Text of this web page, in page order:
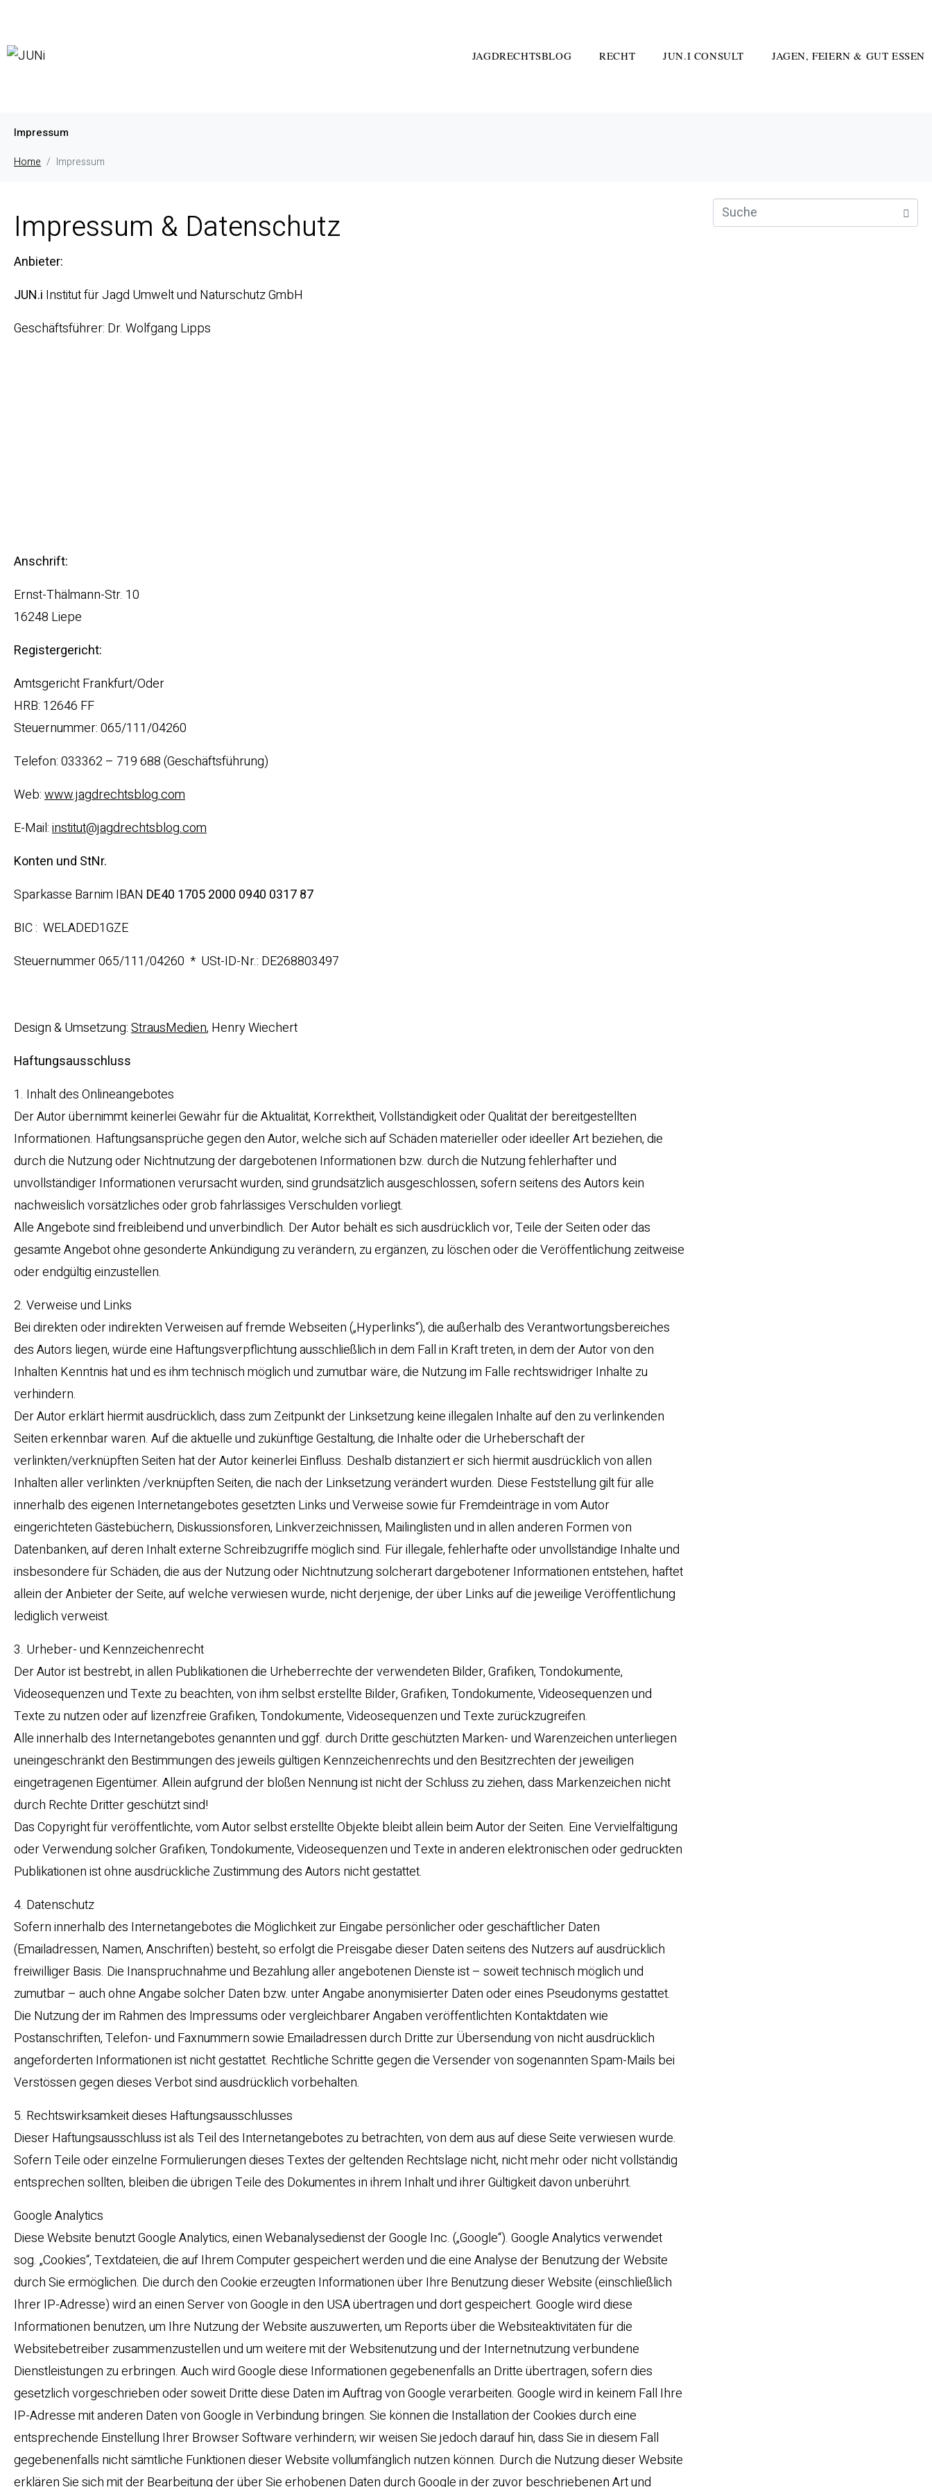
JAGDRECHTSBLOG RECHT JUN.I CONSULT JAGEN, FEIERN & GUT ESSEN
Impressum
Home Impressum
Impressum & Datenschutz
Anbieter:
JUN.i Institut für Jagd Umwelt und Naturschutz GmbH
Geschäftsführer: Dr. Wolfgang Lipps
Anschrift:
Ernst-Thälmann-Str. 10
16248 Liepe
Registergericht:
Amtsgericht Frankfurt/Oder
HRB: 12646 FF
Steuernummer: 065/111/04260
Telefon: 033362 – 719 688 (Geschäftsführung)
Web:www.jagdrechtsblog.com
E-Mail:institut@jagdrechtsblog.com
Konten und StNr.
Sparkasse Barnim IBAN DE40 1705 2000 0940 0317 87
BIC : WELADED1GZE
Steuernummer 065/111/04260 * USt-ID-Nr.: DE268803497
Design & Umsetzung:StrausMedien, Henry Wiechert
Haftungsausschluss
1. Inhalt des Onlineangebotes
Der Autor übernimmt keinerlei Gewähr für die Aktualität, Korrektheit, Vollständigkeit oder Qualität der bereitgestellten
Informationen. Haftungsansprüche gegen den Autor, welche sich auf Schäden materieller oder ideeller Art beziehen, die
durch die Nutzung oder Nichtnutzung der dargebotenen Informationen bzw. durch die Nutzung fehlerhafter und
unvollständiger Informationen verursacht wurden, sind grundsätzlich ausgeschlossen, sofern seitens des Autors kein
nachweislich vorsätzliches oder grob fahrlässiges Verschulden vorliegt.
Alle Angebote sind freibleibend und unverbindlich. Der Autor behält es sich ausdrücklich vor, Teile der Seiten oder das
gesamte Angebot ohne gesonderte Ankündigung zu verändern, zu ergänzen, zu löschen oder die Veröffentlichung zeitweise
oder endgültig einzustellen.
2. Verweise und Links
Bei direkten oder indirekten Verweisen auf fremde Webseiten („Hyperlinks“), die außerhalb des Verantwortungsbereiches
des Autors liegen, würde eine Haftungsverpflichtung ausschließlich in dem Fall in Kraft treten, in dem der Autor von den
Inhalten Kenntnis hat und es ihm technisch möglich und zumutbar wäre, die Nutzung im Falle rechtswidriger Inhalte zu
verhindern.
Der Autor erklärt hiermit ausdrücklich, dass zum Zeitpunkt der Linksetzung keine illegalen Inhalte auf den zu verlinkenden
Seiten erkennbar waren. Auf die aktuelle und zukünftige Gestaltung, die Inhalte oder die Urheberschaft der
verlinkten/verknüpften Seiten hat der Autor keinerlei Einfluss. Deshalb distanziert er sich hiermit ausdrücklich von allen
Inhalten aller verlinkten /verknüpften Seiten, die nach der Linksetzung verändert wurden. Diese Feststellung gilt für alle
innerhalb des eigenen Internetangebotes gesetzten Links und Verweise sowie für Fremdeinträge in vom Autor
eingerichteten Gästebüchern, Diskussionsforen, Linkverzeichnissen, Mailinglisten und in allen anderen Formen von
Datenbanken, auf deren Inhalt externe Schreibzugriffe möglich sind. Für illegale, fehlerhafte oder unvollständige Inhalte und
insbesondere für Schäden, die aus der Nutzung oder Nichtnutzung solcherart dargebotener Informationen entstehen, haftet
allein der Anbieter der Seite, auf welche verwiesen wurde, nicht derjenige, der über Links auf die jeweilige Veröffentlichung
lediglich verweist.
3. Urheber- und Kennzeichenrecht
Der Autor ist bestrebt, in allen Publikationen die Urheberrechte der verwendeten Bilder, Grafiken, Tondokumente,
Videosequenzen und Texte zu beachten, von ihm selbst erstellte Bilder, Grafiken, Tondokumente, Videosequenzen und
Texte zu nutzen oder auf lizenzfreie Grafiken, Tondokumente, Videosequenzen und Texte zurückzugreifen.
Alle innerhalb des Internetangebotes genannten und ggf. durch Dritte geschützten Marken- und Warenzeichen unterliegen
uneingeschränkt den Bestimmungen des jeweils gültigen Kennzeichenrechts und den Besitzrechten der jeweiligen
eingetragenen Eigentümer. Allein aufgrund der bloßen Nennung ist nicht der Schluss zu ziehen, dass Markenzeichen nicht
durch Rechte Dritter geschützt sind!
Das Copyright für veröffentlichte, vom Autor selbst erstellte Objekte bleibt allein beim Autor der Seiten. Eine Vervielfältigung
oder Verwendung solcher Grafiken, Tondokumente, Videosequenzen und Texte in anderen elektronischen oder gedruckten
Publikationen ist ohne ausdrückliche Zustimmung des Autors nicht gestattet.
4. Datenschutz
Sofern innerhalb des Internetangebotes die Möglichkeit zur Eingabe persönlicher oder geschäftlicher Daten
(Emailadressen, Namen, Anschriften) besteht, so erfolgt die Preisgabe dieser Daten seitens des Nutzers auf ausdrücklich
freiwilliger Basis. Die Inanspruchnahme und Bezahlung aller angebotenen Dienste ist – soweit technisch möglich und
zumutbar – auch ohne Angabe solcher Daten bzw. unter Angabe anonymisierter Daten oder eines Pseudonyms gestattet.
Die Nutzung der im Rahmen des Impressums oder vergleichbarer Angaben veröffentlichten Kontaktdaten wie
Postanschriften, Telefon- und Faxnummern sowie Emailadressen durch Dritte zur Übersendung von nicht ausdrücklich
angeforderten Informationen ist nicht gestattet. Rechtliche Schritte gegen die Versender von sogenannten Spam-Mails bei
Verstössen gegen dieses Verbot sind ausdrücklich vorbehalten.
5. Rechtswirksamkeit dieses Haftungsausschlusses
Dieser Haftungsausschluss ist als Teil des Internetangebotes zu betrachten, von dem aus auf diese Seite verwiesen wurde.
Sofern Teile oder einzelne Formulierungen dieses Textes der geltenden Rechtslage nicht, nicht mehr oder nicht vollständig
entsprechen sollten, bleiben die übrigen Teile des Dokumentes in ihrem Inhalt und ihrer Gültigkeit davon unberührt.
Google Analytics
Diese Website benutzt Google Analytics, einen Webanalysedienst der Google Inc. („Google“). Google Analytics verwendet
sog. „Cookies“, Textdateien, die auf Ihrem Computer gespeichert werden und die eine Analyse der Benutzung der Website
durch Sie ermöglichen. Die durch den Cookie erzeugten Informationen über Ihre Benutzung dieser Website (einschließlich
Ihrer IP-Adresse) wird an einen Server von Google in den USA übertragen und dort gespeichert. Google wird diese
Informationen benutzen, um Ihre Nutzung der Website auszuwerten, um Reports über die Websiteaktivitäten für die
Websitebetreiber zusammenzustellen und um weitere mit der Websitenutzung und der Internetnutzung verbundene
Dienstleistungen zu erbringen. Auch wird Google diese Informationen gegebenenfalls an Dritte übertragen, sofern dies
gesetzlich vorgeschrieben oder soweit Dritte diese Daten im Auftrag von Google verarbeiten. Google wird in keinem Fall Ihre
IP-Adresse mit anderen Daten von Google in Verbindung bringen. Sie können die Installation der Cookies durch eine
entsprechende Einstellung Ihrer Browser Software verhindern; wir weisen Sie jedoch darauf hin, dass Sie in diesem Fall
gegebenenfalls nicht sämtliche Funktionen dieser Website vollumfänglich nutzen können. Durch die Nutzung dieser Website
erklären Sie sich mit der Bearbeitung der über Sie erhobenen Daten durch Google in der zuvor beschriebenen Art und